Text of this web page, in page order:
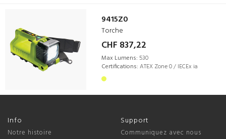
9415Z0
Torche
CHF 837,22
Max Lumens: 530
Certifications: ATEX Zone 0 / IECEx ia
Info
Notre histoire
Support
Communiquez avec nous